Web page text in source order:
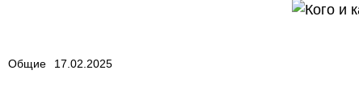
Общие 17.02.2025